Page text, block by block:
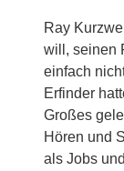
Ray
will, seinen
einfach
Erfinder
Großes
Hören und
als Jobs